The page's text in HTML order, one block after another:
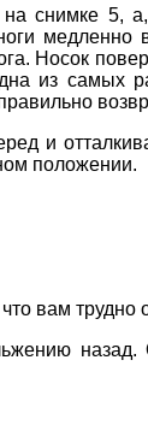
снимке 5,
Носок
из
и
положении.
вам